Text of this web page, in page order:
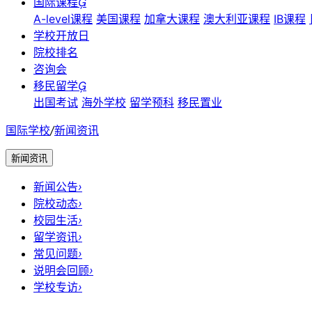
A-level课程 美国课程 加拿大课程 澳大利亚课程 IB课程
学校开放日
院校排名
咨询会
移民留学
出国考试 海外学校 留学预科 移民置业
国际学校/新闻资讯
新闻资讯
新闻公告›
院校动态›
校园生活›
留学资讯›
常见问题›
说明会回顾›
学校专访›